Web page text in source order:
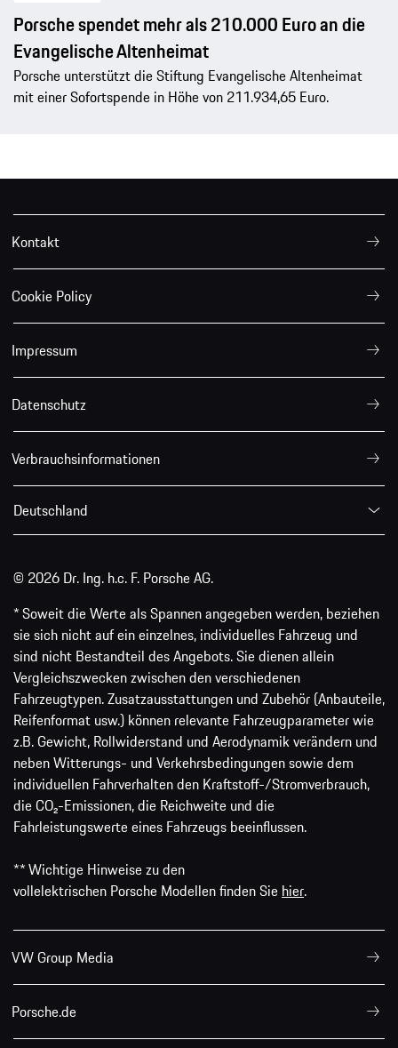
Porsche spendet mehr als 210.000 Euro an die
Evangelische Altenheimat
Porsche unterstützt die Stiftung Evangelische Altenheimat
mit einer Sofortspende in Höhe von 211.934,65 Euro.
Kontakt
Cookie Policy
Impressum
Datenschutz
Verbrauchsinformationen
Deutschland
© 2026 Dr. Ing. h.c. F. Porsche AG.
* Soweit die Werte als Spannen angegeben werden, beziehen
sie sich nicht auf ein einzelnes, individuelles Fahrzeug und
sind nicht Bestandteil des Angebots. Sie dienen allein
Vergleichszwecken zwischen den verschiedenen
Fahrzeugtypen. Zusatzausstattungen und Zubehör (Anbauteile,
Reifenformat usw.) können relevante Fahrzeugparameter wie
z.B. Gewicht, Rollwiderstand und Aerodynamik verändern und
neben Witterungs- und Verkehrsbedingungen sowie dem
individuellen Fahrverhalten den Kraftstoff-/Stromverbrauch,
die CO₂-Emissionen, die Reichweite und die
Fahrleistungswerte eines Fahrzeugs beeinflussen.
** Wichtige Hinweise zu den
vollelektrischen Porsche Modellen finden Sie hier.
VW Group Media
Porsche.de